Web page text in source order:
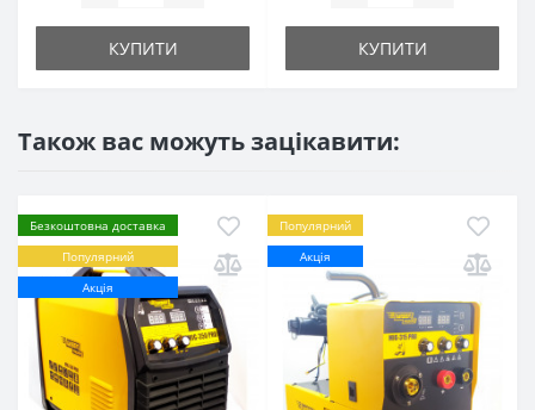
КУПИТИ КУПИТИ
Також вас можуть зацікавити:
Безкоштовна доставка
Популярний
Акція
Популярний
Акція